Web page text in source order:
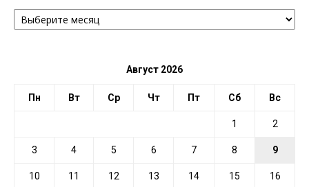
АРХИВ
ПО
Август 2026
Пн Вт Ср Чт Пт Сб Вс
1 2
3 4 5 6 7 8 9
10 11 12 13 14 15 16